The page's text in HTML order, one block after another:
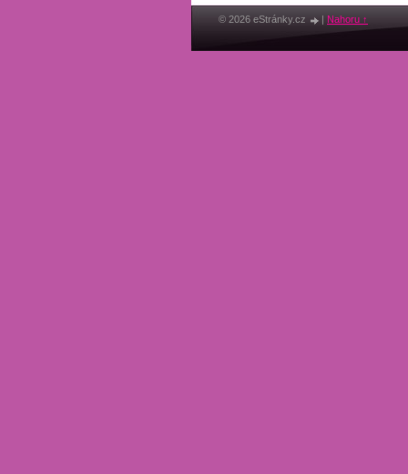
© 2026 eStránky.cz | Nahoru ↑